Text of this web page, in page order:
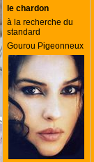
le chardon
à la recherche du
standard
Gourou Pigeonneux